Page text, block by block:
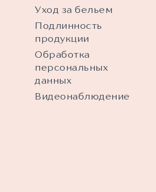
Уход за бельем
Подлинность
продукции
Обработка
персональных
данных
Видеонаблюдение